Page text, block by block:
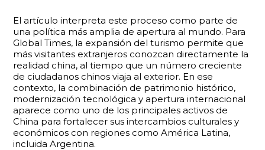
El artículo interpreta este proceso como parte de
una política más amplia de apertura al mundo. Para
Global Times, la expansión del turismo permite que
más visitantes extranjeros conozcan directamente la
realidad china, al tiempo que un número creciente
de ciudadanos chinos viaja al exterior. En ese
contexto, la combinación de patrimonio histórico,
modernización tecnológica y apertura internacional
aparece como uno de los principales activos de
China para fortalecer sus intercambios culturales y
económicos con regiones como América Latina,
incluida Argentina.